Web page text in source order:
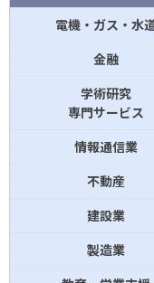
電機・ガス・水
金融
学術研究
専門サービス
情報通信業
不動産
建設業
製造業